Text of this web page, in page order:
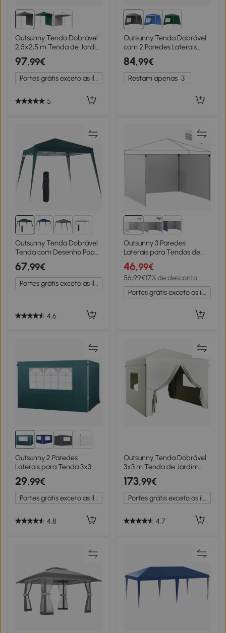
Outsunny Tenda Dobrável
2,5x2,5 m Tenda de Jardim
com 1 Parede Lateral Altura
Ajustável para Campismo
Festas Cinza Escuro
97,99€
Portes grátis exceto as ilhas
5
Outsunny Tenda Dobrável
com 2 Paredes Laterais
Altura Ajustável Proteção
UV50+ e Bolsa de
Transporte 240x240x250
cm Cinzenta
84,99€
Restam apenas 3
1+
Outsunny Tenda Dobrável
Tenda com Desenho Pop
Up para Jardim Campismo
Festas Eventos Aço e
Oxford 297x297x250 cm
Verde
67,99€
Portes grátis exceto as ilhas
4.6
Outsunny 3 Paredes
Laterais para Tendas de
3x3 m ou 3x2 m, Paredes
Laterais de Reposição em
Tecido Oxford com Fecho
de Correr - Branco
46,99€
56,99€17% de desconto
Portes grátis exceto as ilhas
Outsunny 2 Paredes
Laterais para Tenda 3x3 m
Parede Lateral de
Substituição de Tecido
Oxford com Janela
300x200 cm Verde
29,99€
Portes grátis exceto as ilhas
4.8
Outsunny Tenda Dobrável
3x3 m Tenda de Jardim
com 4 Paredes Laterais 2
Janelas de Malha Altura
Ajustável Impermeável e
Anti-UV Branco
173,99€
Portes grátis exceto as ilhas
4.7